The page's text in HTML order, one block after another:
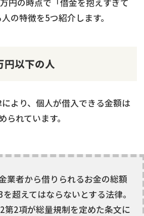
円の時点で「借金を抱えすぎて
の特徴を5つ紹介します。
円以下の人
より、個人が借入できる金額は
れています。
業者から借りられるお金の総額
超えてはならないとする法律。
第2項が総量規制を定めた条文に